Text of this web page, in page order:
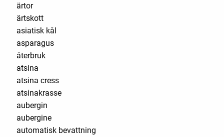
ärtor
ärtskott
asiatisk kål
asparagus
återbruk
atsina
atsina cress
atsinakrasse
aubergin
aubergine
automatisk bevattning